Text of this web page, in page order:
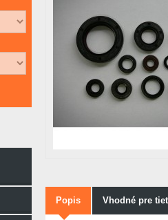
Popis Vhodné pre